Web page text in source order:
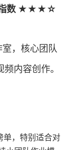
指数 ★★★☆
，核心团队
内容创作。
单，特别适合对